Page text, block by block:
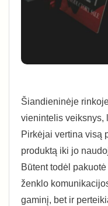
Šiandieninėje
vienintelis veiksnys,
Pirkėjai vertina visą
produktą iki jo
Būtent todėl
ženklo
gaminį, bet ir